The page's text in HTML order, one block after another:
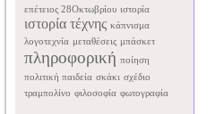
επέτειος 28Οκτωβρίου ιστορία
ιστορία τέχνης κάπνισμα
λογοτεχνία μεταθέσεις μπάσκετ
πληροφορική ποίηση
πολιτική παιδεία σκάκι σχέδιο
τραμπολίνο φιλοσοφία φωτογραφία